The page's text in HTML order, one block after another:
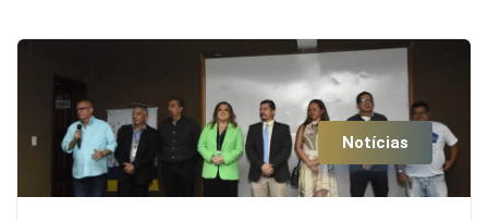
Notícias